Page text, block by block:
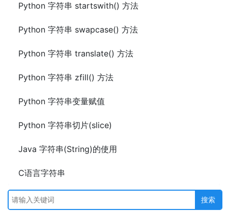
Python 字符串 startswith() 方法
Python 字符串 swapcase() 方法
Python 字符串 translate() 方法
Python 字符串 zfill() 方法
Python 字符串变量赋值
Python 字符串切片(slice)
Java 字符串(String)的使用
C语言字符串